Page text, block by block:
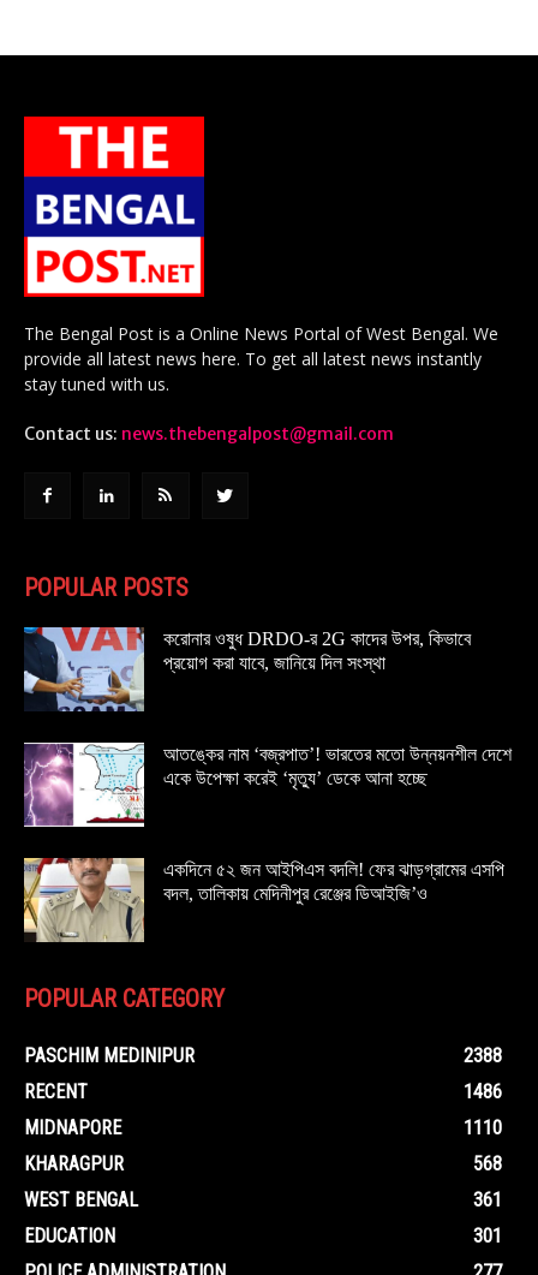
The Bengal Post is a Online News Portal of West Bengal. We
provide all latest news here. To get all latest news instantly
stay tuned with us.
Contact us: news.thebengalpost@gmail.com
POPULAR POSTS
করোনার ওষুধ DRDO-র 2G কাদের উপর, কিভাবে
প্রয়োগ করা যাবে, জানিয়ে দিল সংস্থা
আতঙ্কের নাম ‘বজ্রপাত’! ভারতের মতো উন্নয়নশীল দেশে
একে উপেক্ষা করেই ‘মৃত্যু’ ডেকে আনা হচ্ছে
একদিনে ৫২ জন আইপিএস বদলি! ফের ঝাড়গ্রামের এসপি
বদল, তালিকায় মেদিনীপুর রেঞ্জের ডিআইজি’ও
POPULAR CATEGORY
PASCHIM MEDINIPUR
2388
RECENT
1486
MIDNAPORE
1110
KHARAGPUR
568
WEST BENGAL
361
EDUCATION
301